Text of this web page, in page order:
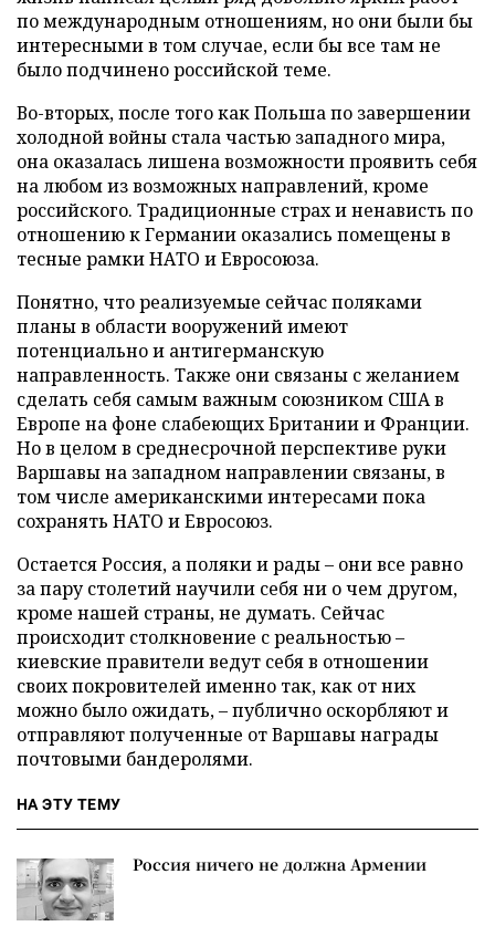
по международным отношениям, но они были бы
интересными в том случае, если бы все там не
было подчинено российской теме.
Во-вторых, после того как Польша по завершении
холодной войны стала частью западного мира,
она оказалась лишена возможности проявить себя
на любом из возможных направлений, кроме
российского. Традиционные страх и ненависть по
отношению к Германии оказались помещены в
тесные рамки НАТО и Евросоюза.
Понятно, что реализуемые сейчас поляками
планы в области вооружений имеют
потенциально и антигерманскую
направленность. Также они связаны с желанием
сделать себя самым важным союзником США в
Европе на фоне слабеющих Британии и Франции.
Но в целом в среднесрочной перспективе руки
Варшавы на западном направлении связаны, в
том числе американскими интересами пока
сохранять НАТО и Евросоюз.
Остается Россия, а поляки и рады – они все равно
за пару столетий научили себя ни о чем другом,
кроме нашей страны, не думать. Сейчас
происходит столкновение с реальностью –
киевские правители ведут себя в отношении
своих покровителей именно так, как от них
можно было ожидать, – публично оскорбляют и
отправляют полученные от Варшавы награды
почтовыми бандеролями.
НА ЭТУ ТЕМУ
Россия ничего не должна Армении